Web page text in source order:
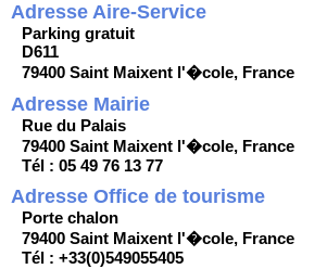
Adresse Aire-Service
Parking gratuit
D611
79400 Saint Maixent l'�cole, France
Adresse Mairie
Rue du Palais
79400 Saint Maixent l'�cole, France
Tél : 05 49 76 13 77
Adresse Office de tourisme
Porte chalon
79400 Saint Maixent l'�cole, France
Tél : +33(0)549055405